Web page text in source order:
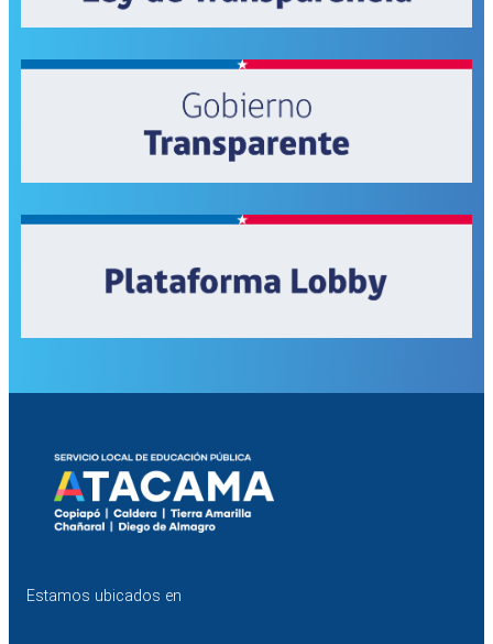
Estamos ubicados en